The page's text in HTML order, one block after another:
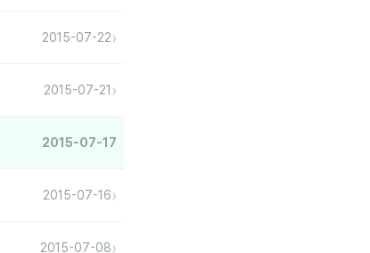
2015-07-22›
2015-07-21 ›
2015-07-17
2015-07-16›
2015-07-08›